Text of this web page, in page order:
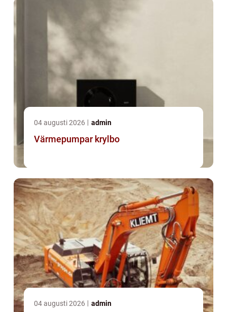
04 augusti 2026 admin
Värmepumpar krylbo
04 augusti 2026 admin